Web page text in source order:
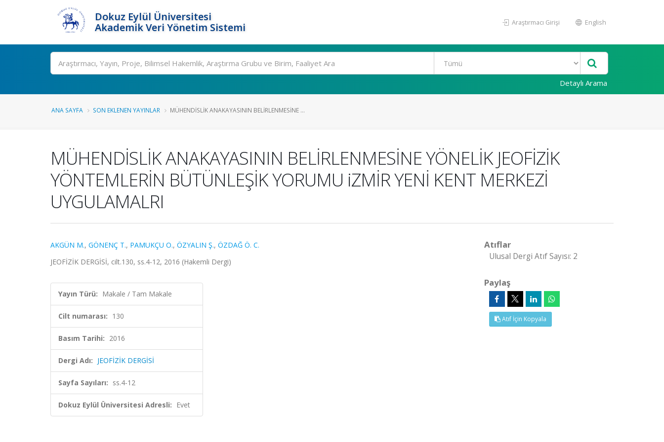
Dokuz Eylül Üniversitesi
Akademik Veri Yönetim Sistemi
Araştırmacı Girişi English
Ara
Detaylı Arama
ANA SAYFA SON EKLENEN YAYINLAR MÜHENDİSLİK ANAKAYASININ BELİRLENMESİNE ...
MÜHENDİSLİK ANAKAYASININ BELİRLENMESİNE YÖNELİK JEOFİZİK
YÖNTEMLERİN BÜTÜNLEŞİK YORUMU iZMİR YENİ KENT MERKEZİ
UYGULAMALRI
AKGÜN M., GÖNENÇ T., PAMUKÇU O., ÖZYALIN Ş., ÖZDAĞ Ö. C.
JEOFİZİK DERGİSİ, cilt.130, ss.4-12, 2016 (Hakemli Dergi)
Yayın Türü: Makale / Tam Makale
Cilt numarası: 130
Basım Tarihi: 2016
Dergi Adı: JEOFİZİK DERGİSİ
Sayfa Sayıları: ss.4-12
Dokuz Eylül Üniversitesi Adresli: Evet
Atıflar
Ulusal Dergi Atıf Sayısı: 2
Paylaş
Atıf İçin Kopyala